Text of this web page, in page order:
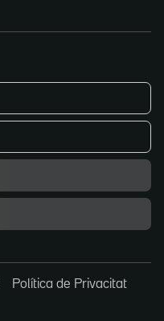
Política de Privacitat